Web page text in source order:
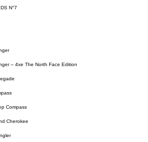
N°7
– 4xe The North Face Edition
Compass
Cherokee